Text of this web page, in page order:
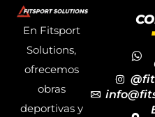
En Fitsport
Solutions,
ofrecemos
obras
deportivas y